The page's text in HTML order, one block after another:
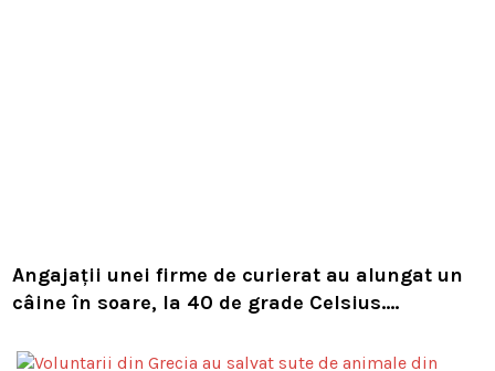
Angajații unei firme de curierat au alungat un
câine în soare, la 40 de grade Celsius.